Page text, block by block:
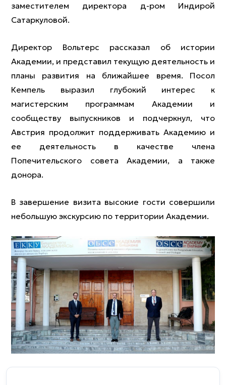
заместителем директора д-ром Индирой
Сатаркуловой.
Директор Вольтерс рассказал об истории
Академии, и представил текущую деятельность и
планы развития на ближайшее время. Посол
Кемпель выразил глубокий интерес к
магистерским программам Академии и
сообществу выпускников и подчеркнул, что
Австрия продолжит поддерживать Академию и
ее деятельность в качестве члена
Попечительского совета Академии, а также
донора.
В завершение визита высокие гости совершили
небольшую экскурсию по территории Академии.